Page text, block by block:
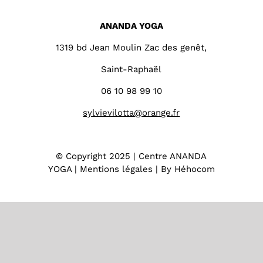
ANANDA YOGA
1319 bd Jean Moulin Zac des genêt,
Saint-Raphaël
06 10 98 99 10
sylvievilotta@orange.fr
© Copyright 2025 | Centre ANANDA
YOGA | Mentions légales | By Héhocom